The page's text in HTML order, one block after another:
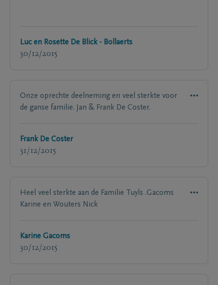
Luc en Rosette De Blick - Bollaerts
30/12/2015
Onze oprechte deelneming en veel sterkte voor
de ganse familie. Jan & Frank De Coster.
Frank De Coster
31/12/2015
Heel veel sterkte aan de Familie Tuyls .Gacoms
Karine en Wouters Nick
Karine Gacoms
30/12/2015